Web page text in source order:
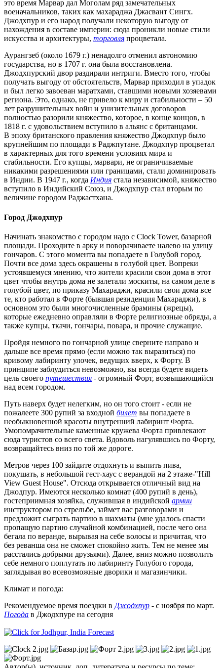
это время Марвар дал Моголам ряд замечательных
военачальников, таких как махараджа Джасвант Сингх.
Джодхпур и его народ получали некоторую выгоду от
нахождения в составе империи: сюда проникли новые стили
искусства и архитектуры, торговля процветала.
Аурангзеб (около 1679 г.) ненадолго отменил автономию
государства, но в 1707 г. она была восстановлена.
Джодхпурский двор раздирали интриги. Вместо того, чтобы
получать выгоду от обстоятельств, Марвар приходил в упадок
и был легко завоеван маратхами, ставшими новыми хозяевами
региона. Это, однако, не привело к миру и стабильности – 50
лет разрушительных войн и унизительных договоров
полностью разорили княжество, которое, в конце концов, в
1818 г. с удовольствием вступило в альянс с британцами.
В эпоху британского правления княжество Джодхпур было
крупнейшим по площади в Раджпутане. Джодхпур процветал
в характерных для того времени условиях мира и
стабильности. Его купцы, марвари, не ограничиваемые
никакими разрешениями или границами, стали доминировать
в Индии. В 1947 г., когда Индия стала независимой, княжество
вступило в Индийский Союз, и Джодхпур стал вторым по
величине городом Раджастхана.
Город Джодхпур
Начинать знакомство с городом надо с Clock Tower, базарной
площади. Проходите в арку и поворачиваете налево на улицу
гончаров. С этого момента вы попадаете в Голубой город.
Почти все дома здесь окрашены в голубой цвет. Вопреки
устоявшемуся мнению, что жители красили свои дома в этот
цвет чтобы внутрь дома не залетали москиты, на самом деле в
голубой цвет, по приказу Махараджи, красили свои дома все
те, кто работал в Форте (бывшая резиденция Махараджи), в
основном это были многочисленные брамины (жрецы),
которые ежедневно оправляли в Форте религиозные обряды, а
также купцы, ткачи, гончары, повара, и прочие служащие.
Пройдя немного по гончарной улице сверните направо и
дальше все время прямо (если можно так выразиться) по
кривому лабиринту улочек, ведущих вверх, к Форту. В
принципе заблудиться невозможно, вы всегда будете видеть
цель своего путешествия - огромный Форт, возвышающийся
над всем городом.
Путь наверх будет нелегким, но он того стоит - если не
пожалеете 300 рупий за входной билет вы попадаете в
необыкновенной красоты внутренний лабиринт Форта.
Умопомрачительные каменные кружева Форта привлекают
сюда туристов со всего света. Вдоволь нагулявшись по Форту,
возвращайтесь вниз по той же дороге.
Метров через 100 зайдите отдохнуть и выпить пива,
покушать, в небольшой гест-хаус с верандой на 2 этаже-"Hill
View Guest House". Отсюда открывается отличный вид на
Джодпур. Имеются несколько комнат (400 рупий в день),
гостеприимная хозяйка, служившая в индийской армии
инструктором по стрельбе, займет вас разговорами и
предложит сыграть партию в шахматы (мне удалось спасти
пропащую партию случайной комбинацией, после чего она
бегала по веранде, вырывая на себе волосы и причитая, что
без реванша она не сможет спокойно жить. Тем не менее мы
расстались добрыми друзьями). Далее, вниз можно позволить
себе немного поплутать по лабиринту Голубого города,
заглядывая во всевозможные дворики и магазинчики.
Климат и погода:
Рекомендуемое время поездки в Джодхпур - с ноября по март.
Погода в Джодхпуре на сегодня